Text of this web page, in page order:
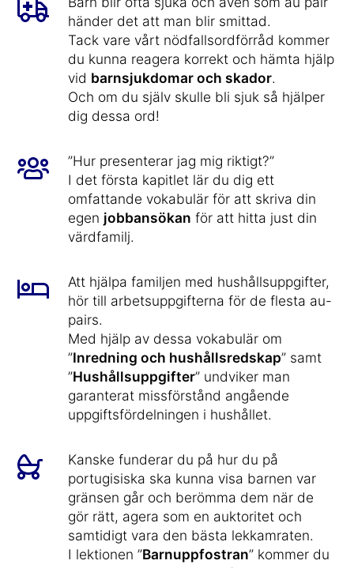
händer det att man blir smittad.
Tack vare vårt nödfallsordförråd kommer
du kunna reagera korrekt och hämta hjälp
vid barnsjukdomar och skador.
Och om du själv skulle bli sjuk så hjälper
dig dessa ord!
”Hur presenterar jag mig riktigt?”
I det första kapitlet lär du dig ett
omfattande vokabulär för att skriva din
egen jobbansökan för att hitta just din
värdfamilj.
Att hjälpa familjen med hushållsuppgifter,
hör till arbetsuppgifterna för de flesta au-
pairs.
Med hjälp av dessa vokabulär om
”Inredning och hushållsredskap” samt
”Hushållsuppgifter” undviker man
garanterat missförstånd angående
uppgiftsfördelningen i hushållet.
Kanske funderar du på hur du på
portugisiska ska kunna visa barnen var
gränsen går och berömma dem när de
gör rätt, agera som en auktoritet och
samtidigt vara den bästa lekkamraten.
I lektionen ”Barnuppfostran” kommer du